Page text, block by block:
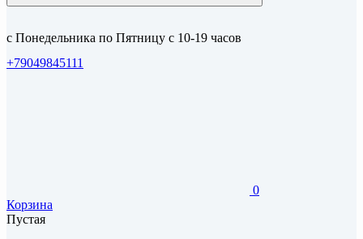
с Понедельника по Пятницу с 10-19 часов
+79049845111
0
Корзина
Пустая